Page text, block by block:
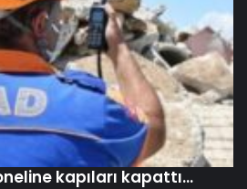
kapıları kapattı…